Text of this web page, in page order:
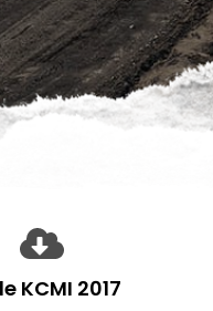
KCMI 2017